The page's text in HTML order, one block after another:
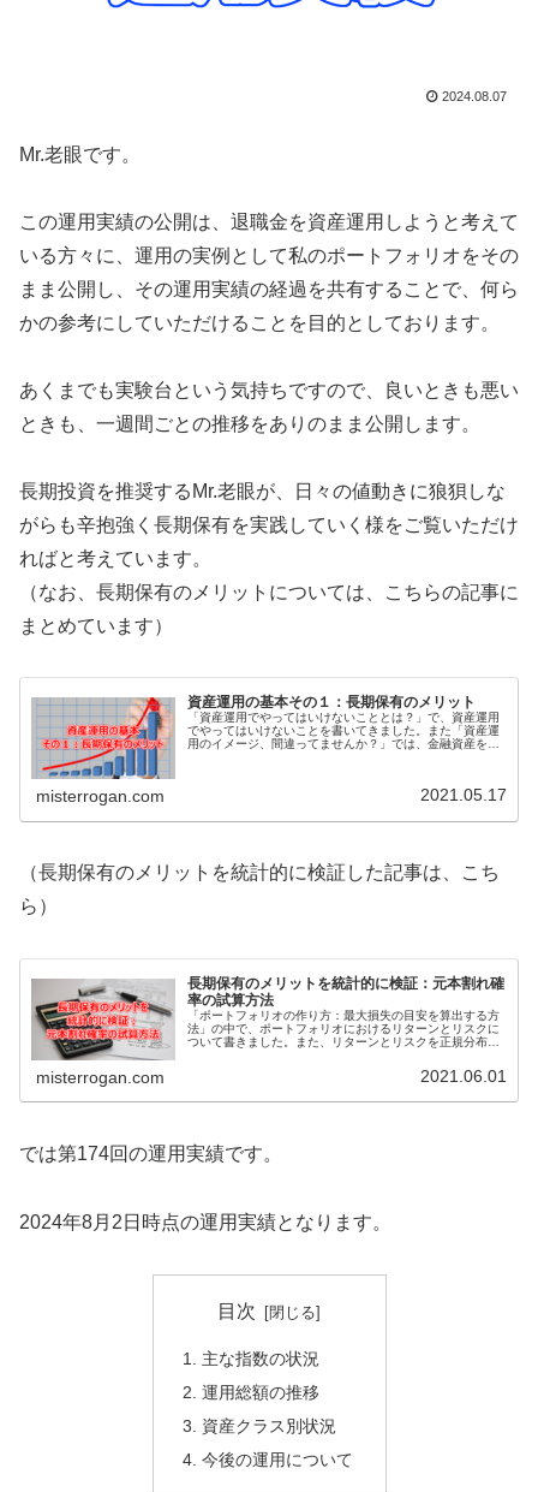
2024.08.07
Mr.老眼です。
この運用実績の公開は、退職金を資産運用しようと考えて
いる方々に、運用の実例として私のポートフォリオをその
まま公開し、その運用実績の経過を共有することで、何ら
かの参考にしていただけることを目的としております。
あくまでも実験台という気持ちですので、良いときも悪い
ときも、一週間ごとの推移をありのまま公開します。
長期投資を推奨するMr.老眼が、日々の値動きに狼狽しな
がらも辛抱強く長期保有を実践していく様をご覧いただけ
ればと考えています。
（なお、長期保有のメリットについては、こちらの記事に
まとめています）
資産運用の基本その１：長期保有のメリット
「資産運用でやってはいけないこととは？」で、資産運用
でやってはいけないことを書いてきました。また「資産運
用のイメージ、間違ってませんか？」では、金融資産を労
misterrogan.com 2021.05.17
（長期保有のメリットを統計的に検証した記事は、こち
ら）
長期保有のメリットを統計的に検証：元本割れ確
率の試算方法
「ポートフォリオの作り方：最大損失の目安を算出する方
法」の中で、ポートフォリオにおけるリターンとリスクに
ついて書きました。また、リターンとリスクを正規分布と
misterrogan.com 2021.06.01
では第174回の運用実績です。
2024年8月2日時点の運用実績となります。
目次
主な指数の状況
運用総額の推移
資産クラス別状況
今後の運用について